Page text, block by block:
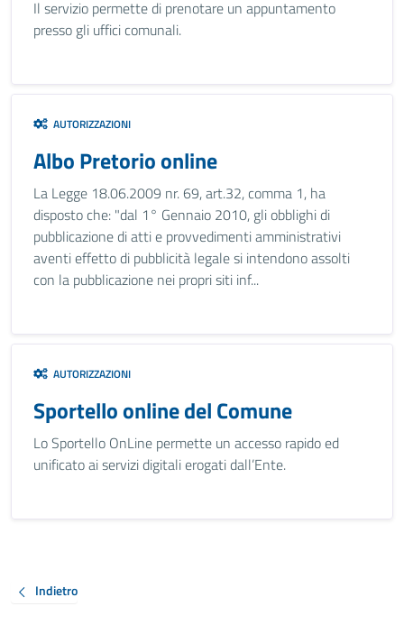
Il servizio permette di prenotare un appuntamento
presso gli uffici comunali.
AUTORIZZAZIONI
Albo Pretorio online
La Legge 18.06.2009 nr. 69, art.32, comma 1, ha
disposto che: "dal 1° Gennaio 2010, gli obblighi di
pubblicazione di atti e provvedimenti amministrativi
aventi effetto di pubblicità legale si intendono assolti
con la pubblicazione nei propri siti inf...
AUTORIZZAZIONI
Sportello online del Comune
Lo Sportello OnLine permette un accesso rapido ed
unificato ai servizi digitali erogati dall’Ente.
Indietro